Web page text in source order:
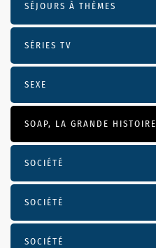
SÉJOURS À THÈMES
SÉRIES TV
SEXE
SOAP, LA GRANDE HISTOIRE
SOCIÉTÉ
SOCIÉTÉ
SOCIÉTÉ